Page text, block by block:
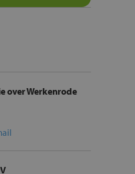
over Werkenrode